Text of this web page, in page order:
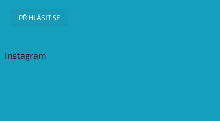
PŘIHLÁSIT SE
Instagram